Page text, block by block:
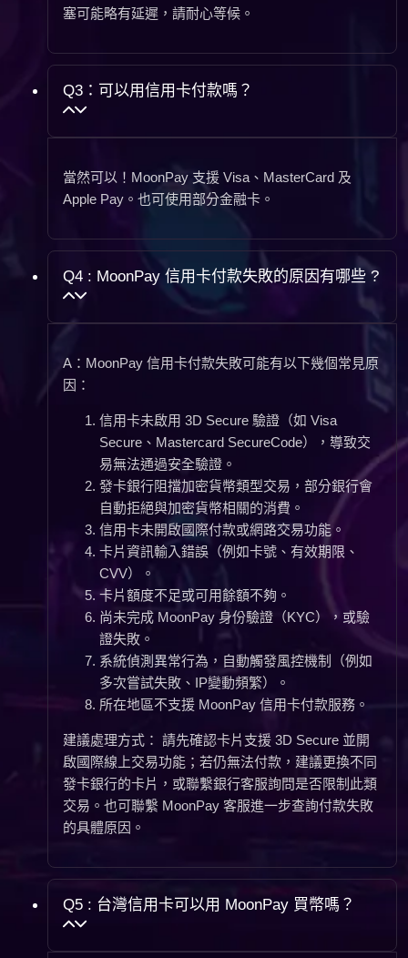
塞可能略有延遲，請耐心等候。
Q3：可以用信用卡付款嗎？
當然可以！MoonPay 支援 Visa、MasterCard 及
Apple Pay。也可使用部分金融卡。
Q4 : MoonPay 信用卡付款失敗的原因有哪些 ?
A：MoonPay 信用卡付款失敗可能有以下幾個常見原
因：
信用卡未啟用 3D Secure 驗證（如 Visa
Secure、Mastercard SecureCode），導致交
易無法通過安全驗證。
發卡銀行阻擋加密貨幣類型交易，部分銀行會
自動拒絕與加密貨幣相關的消費。
信用卡未開啟國際付款或網路交易功能。
卡片資訊輸入錯誤（例如卡號、有效期限、
CVV）。
卡片額度不足或可用餘額不夠。
尚未完成 MoonPay 身份驗證（KYC），或驗
證失敗。
系統偵測異常行為，自動觸發風控機制（例如
多次嘗試失敗、IP變動頻繁）。
所在地區不支援 MoonPay 信用卡付款服務。
建議處理方式： 請先確認卡片支援 3D Secure 並開
啟國際線上交易功能；若仍無法付款，建議更換不同
發卡銀行的卡片，或聯繫銀行客服詢問是否限制此類
交易。也可聯繫 MoonPay 客服進一步查詢付款失敗
的具體原因。
Q5 : 台灣信用卡可以用 MoonPay 買幣嗎？